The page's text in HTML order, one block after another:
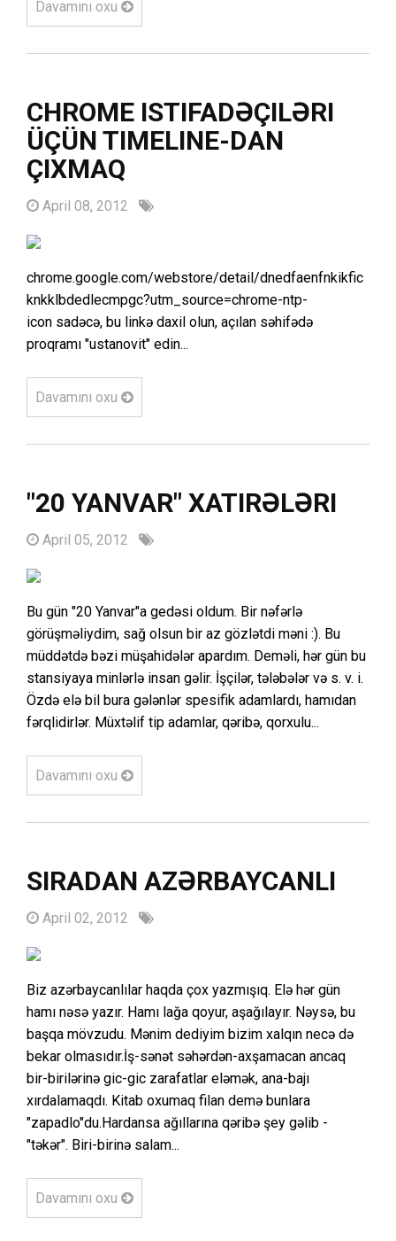
Davamını oxu
CHROME ISTIFADƏÇILƏRI
ÜÇÜN TIMELINE-DAN
ÇIXMAQ
April 08, 2012
chrome.google.com/webstore/detail/dnedfaenfnkikfic
knkklbdedlecmpgc?utm_source=chrome-ntp-
icon sadəcə, bu linkə daxil olun, açılan səhifədə
proqramı "ustanovit" edin...
Davamını oxu
"20 YANVAR" XATIRƏLƏRI
April 05, 2012
Bu gün "20 Yanvar"a gedəsi oldum. Bir nəfərlə
görüşməliydim, sağ olsun bir az gözlətdi məni :). Bu
müddətdə bəzi müşahidələr apardım. Deməli, hər gün bu
stansiyaya minlərlə insan gəlir. İşçilər, tələbələr və s. v. i.
Özdə elə bil bura gələnlər spesifik adamlardı, hamıdan
fərqlidirlər. Müxtəlif tip adamlar, qəribə, qorxulu...
Davamını oxu
SIRADAN AZƏRBAYCANLI
April 02, 2012
Biz azərbaycanlılar haqda çox yazmışıq. Elə hər gün
hamı nəsə yazır. Hamı lağa qoyur, aşağılayır. Nəysə, bu
başqa mövzudu. Mənim dediyim bizim xalqın necə də
bekar olmasıdır.İş-sənət səhərdən-axşamacan ancaq
bir-birilərinə gic-gic zarafatlar eləmək, ana-bajı
xırdalamaqdı. Kitab oxumaq filan demə bunlara
"zapadlo"du.Hardansa ağıllarına qəribə şey gəlib -
"təkər". Biri-birinə salam...
Davamını oxu